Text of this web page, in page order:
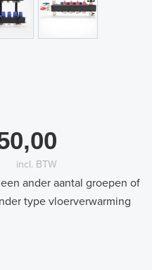
incl. BTW
ander aantal groepen of
type vloerverwarming